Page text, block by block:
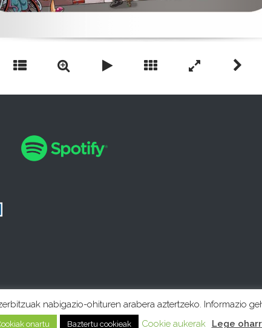
nabigazio-ohituren arabera aztertzeko. Informazio
onartu Baztertu cookieak Cookie aukerak Lege